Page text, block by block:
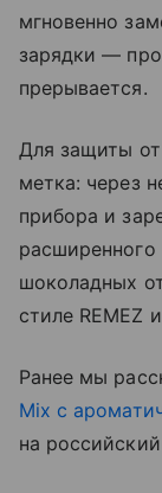
мгновенно
зарядки —
прерывается.
Для защиты от
метка: через
прибора и
шоколадных
стиле REMEZ
Ранее мы
Mix с
на